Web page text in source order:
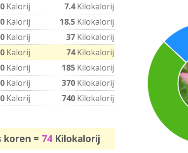
Kalorij 7.4Kilokalorij
Kalorij 18.5 Kilokalorij
Kalorij 37 Kilokalorij
Kalorij 74Kilokalorij
Kalorij 185 Kilokalorij
Kalorij 370 Kilokalorij
Kalorij 740 Kilokalorij
koren = 74 Kilokalorij